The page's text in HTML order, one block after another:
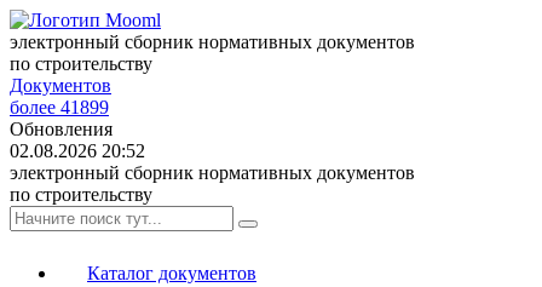
электронный сборник нормативных документов
по строительству
Документов
более 41899
Обновления
02.08.2026 20:52
электронный сборник нормативных документов
по строительству
Каталог документов